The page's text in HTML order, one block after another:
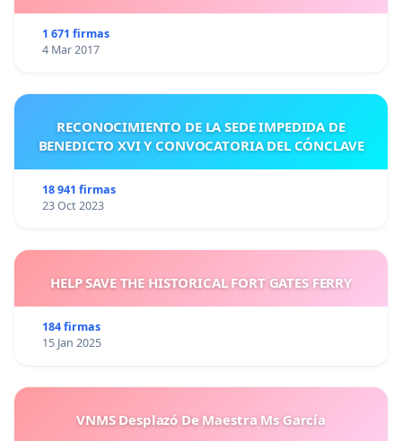
1 671 firmas
4 Mar 2017
RECONOCIMIENTO DE LA SEDE IMPEDIDA DE
BENEDICTO XVI Y CONVOCATORIA DEL CÓNCLAVE
18 941 firmas
23 Oct 2023
HELP SAVE THE HISTORICAL FORT GATES FERRY
184 firmas
15 Jan 2025
VNMS Desplazó De Maestra Ms García